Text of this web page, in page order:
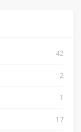
42
2
1
17